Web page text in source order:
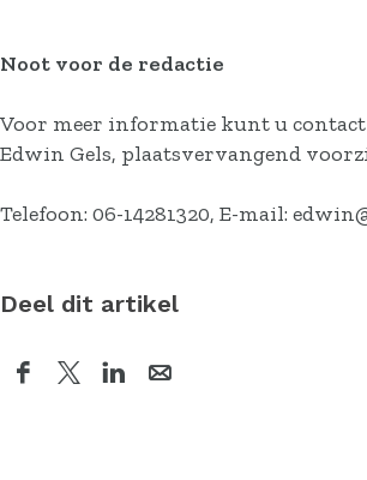
Noot voor de redactie
Voor meer informatie kunt u
Edwin Gels, plaatsvervangend
Telefoon: 06-14281320, E-mail:
Deel dit artikel
D
D
D
D